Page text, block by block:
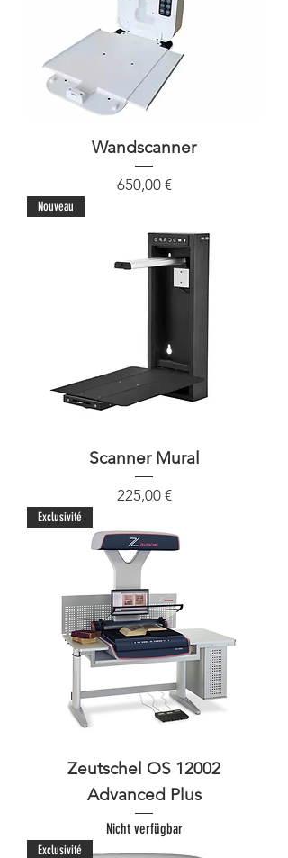
Wandscanner
Preis
650,00 €
Nouveau
Scanner Mural
Preis
225,00 €
Exclusivité
Zeutschel OS 12002
Advanced Plus
Nicht verfügbar
Exclusivité